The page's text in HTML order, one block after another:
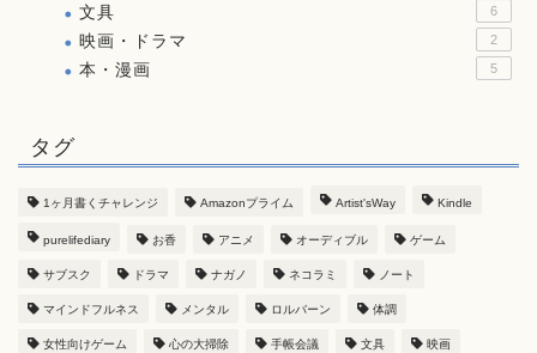
文具 6
映画・ドラマ 2
本・漫画 5
タグ
1ヶ月書くチャレンジ Amazonプライム Artist'sWay Kindle
purelifediary お香 アニメ オーディブル ゲーム
サブスク ドラマ ナガノ ネコラミ ノート
マインドフルネス メンタル ロルバーン 体調
女性向けゲーム 心の大掃除 手帳会議 文具 映画